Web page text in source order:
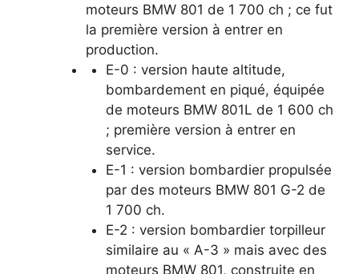
moteurs BMW 801 de 1 700 ch ; ce fut
la première version à entrer en
production.
E-0 : version haute altitude,
bombardement en piqué, équipée
de moteurs BMW 801L de 1 600 ch
; première version à entrer en
service.
E-1 : version bombardier propulsée
par des moteurs BMW 801 G-2 de
1 700 ch.
E-2 : version bombardier torpilleur
similaire au « A-3 » mais avec des
moteurs BMW 801, construite en